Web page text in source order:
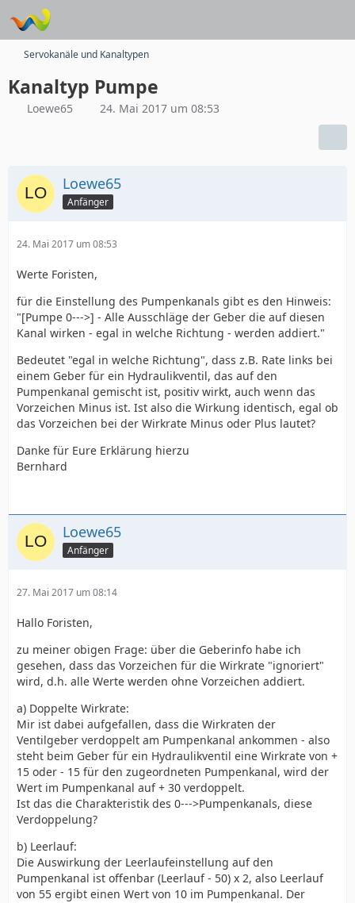
Servokanäle und Kanaltypen
Kanaltyp Pumpe
Loewe65 24. Mai 2017 um 08:53
Loewe65
Anfänger
24. Mai 2017 um 08:53
Werte Foristen,
für die Einstellung des Pumpenkanals gibt es den Hinweis:
"[Pumpe 0--->] - Alle Ausschläge der Geber die auf diesen
Kanal wirken - egal in welche Richtung - werden addiert."
Bedeutet "egal in welche Richtung", dass z.B. Rate links bei
einem Geber für ein Hydraulikventil, das auf den
Pumpenkanal gemischt ist, positiv wirkt, auch wenn das
Vorzeichen Minus ist. Ist also die Wirkung identisch, egal ob
das Vorzeichen bei der Wirkrate Minus oder Plus lautet?
Danke für Eure Erklärung hierzu
Bernhard
Loewe65
Anfänger
27. Mai 2017 um 08:14
Hallo Foristen,
zu meiner obigen Frage: über die Geberinfo habe ich
gesehen, dass das Vorzeichen für die Wirkrate "ignoriert"
wird, d.h. alle Werte werden ohne Vorzeichen addiert.
a) Doppelte Wirkrate:
Mir ist dabei aufgefallen, dass die Wirkraten der
Ventilgeber verdoppelt am Pumpenkanal ankommen - also
steht beim Geber für ein Hydraulikventil eine Wirkrate von +
15 oder - 15 für den zugeordneten Pumpenkanal, wird der
Wert im Pumpenkanal auf + 30 verdoppelt.
Ist das die Charakteristik des 0--->Pumpenkanals, diese
Verdoppelung?
b) Leerlauf:
Die Auswirkung der Leerlaufeinstellung auf den
Pumpenkanal ist offenbar (Leerlauf - 50) x 2, also Leerlauf
von 55 ergibt einen Wert von 10 im Pumpenkanal. Der